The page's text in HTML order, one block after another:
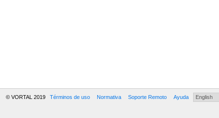
© VORTAL 2019 Términos de uso Normativa Soporte Remoto Ayuda